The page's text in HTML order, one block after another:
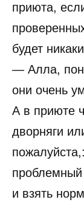
приюта,
будет
— Алла,
они очень
А в приюте
дворняги
проблемный
и взять